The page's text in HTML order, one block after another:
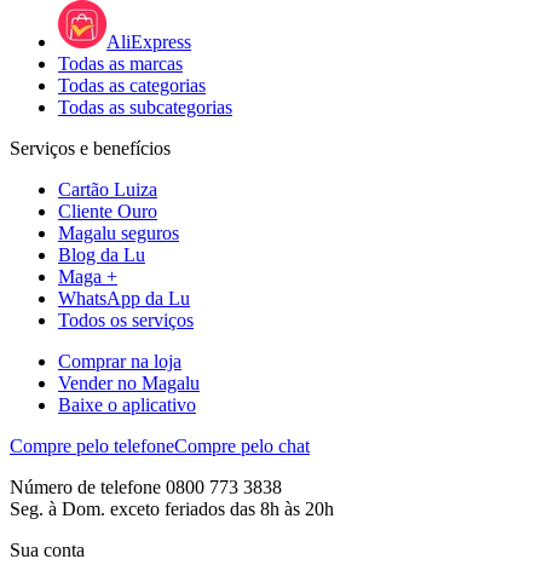
AliExpress
Todas as marcas
Todas as categorias
Todas as subcategorias
Serviços e benefícios
Cartão Luiza
Cliente Ouro
Magalu seguros
Blog da Lu
Maga +
WhatsApp da Lu
Todos os serviços
Comprar na loja
Vender no Magalu
Baixe o aplicativo
Compre pelo telefoneCompre pelo chat
Número de telefone 0800 773 3838
Seg. à Dom. exceto feriados das 8h às 20h
Sua conta